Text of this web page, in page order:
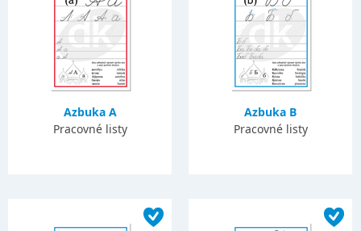
Azbuka A
Pracovné listy
Azbuka B
Pracovné listy